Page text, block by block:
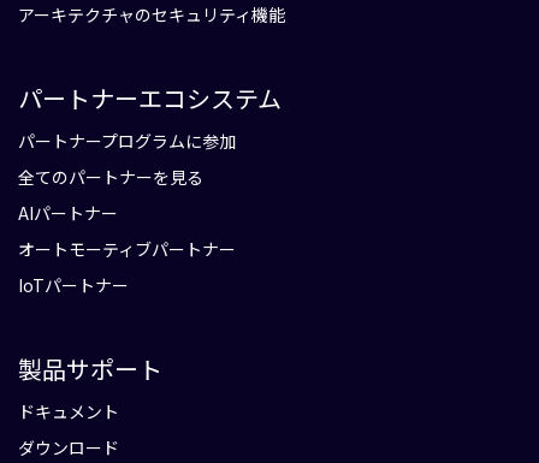
アーキテクチャのセキュリティ機能
パートナーエコシステム
パートナープログラムに参加
全てのパートナーを見る
AIパートナー
オートモーティブパートナー
IoTパートナー
製品サポート
ドキュメント
ダウンロード